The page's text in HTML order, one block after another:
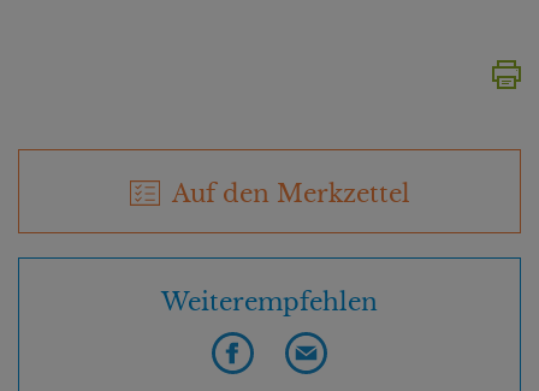
Auf den Merkzettel
Weiterempfehlen